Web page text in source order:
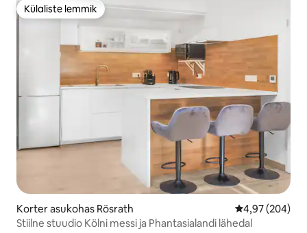
Külaliste lemmik
Külaliste lemmik
Korter asukohas Rösrath Keskmine
4,97 (204)
Stiilne stuudio Kölni messi ja Phantasialandi lähedal